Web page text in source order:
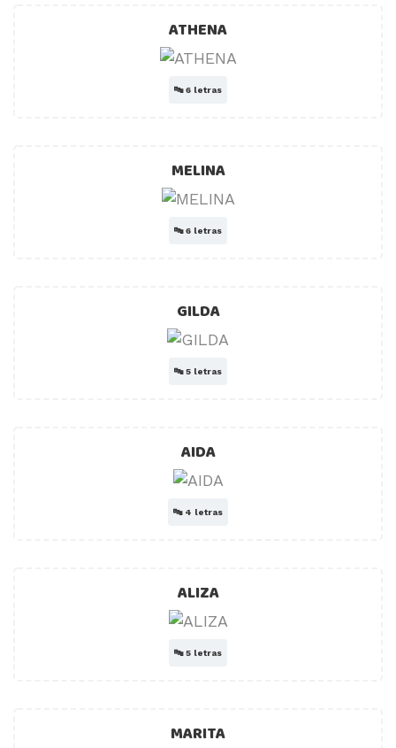
ATHENA
🔤6 letras
MELINA
🔤6 letras
GILDA
🔤5 letras
AIDA
🔤 4 letras
ALIZA
🔤5 letras
MARITA